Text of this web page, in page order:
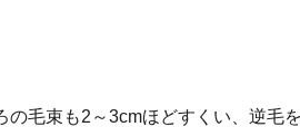
の毛束も2～3cmほどすくい、逆毛